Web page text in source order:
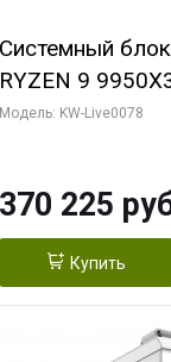
Системный
RYZEN 9
ОЗУ/ Palit
Модель: KW-Live0078
370 225
Купить